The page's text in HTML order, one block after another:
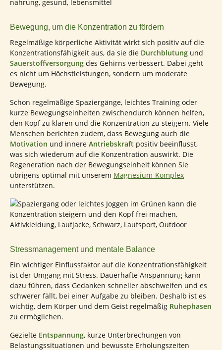
Bewegung, um die Konzentration zu fördern
Regelmäßige körperliche Aktivität wirkt sich positiv auf die
Konzentrationsfähigkeit aus, da sie die Durchblutung und
Sauerstoffversorgung des Gehirns verbessert. Dabei geht
es nicht um Höchstleistungen, sondern um moderate
Bewegung.
Schon regelmäßige Spaziergänge, leichtes Training oder
kurze Bewegungseinheiten zwischendurch können helfen,
den Kopf zu klären und die Konzentration zu steigern. Viele
Menschen berichten zudem, dass Bewegung auch die
Motivation und innere Antriebskraft positiv beeinflusst,
was sich wiederum auf die Konzentration auswirkt. Die
Regeneration nach der Bewegungseinheit können Sie
übrigens optimal mit unserem Magnesium-Komplex
unterstützen.
Stressmanagement und mentale Balance
Ein wichtiger Einflussfaktor auf die Konzentrationsfähigkeit
ist der Umgang mit Stress. Dauerhafte Anspannung kann
dazu führen, dass Gedanken schneller abschweifen und es
schwerer fällt, bei einer Aufgabe zu bleiben. Deshalb ist es
wichtig, dem Körper und dem Geist regelmäßig Ruhephasen
zu ermöglichen.
Gezielte Entspannung, kurze Unterbrechungen von
Belastungssituationen und bewusste Erholungszeiten